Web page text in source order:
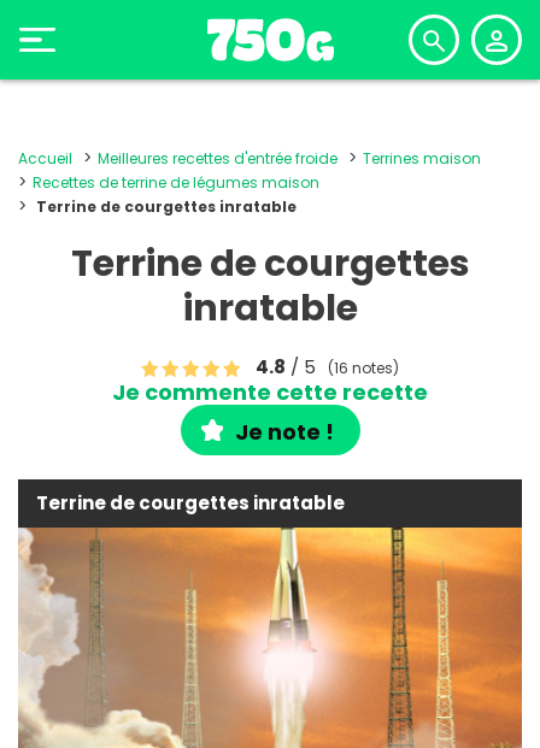
Accueil Meilleures recettes d'entrée froide
Terrines maison
Recettes de terrine de légumes maison
Terrine de courgettes inratable
Terrine de courgettes
inratable
4.8 / 5 (16 notes)
Je commente cette recette
Je note !
Terrine de courgettes inratable